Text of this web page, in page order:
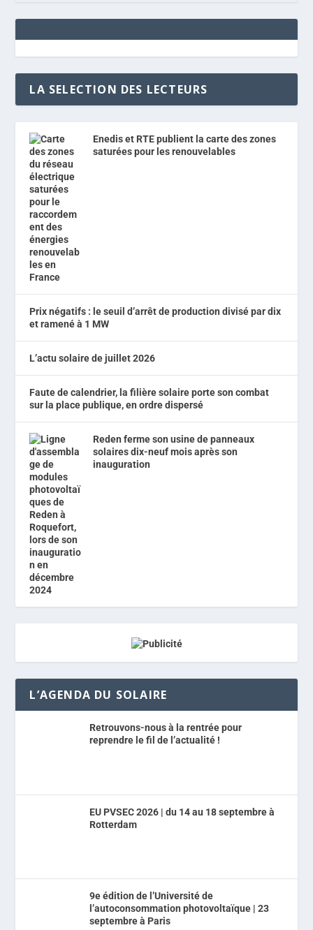
LA SELECTION DES LECTEURS
Enedis et RTE publient la carte des zones
saturées pour les renouvelables
Prix négatifs : le seuil d’arrêt de production divisé par dix
et ramené à 1 MW
L’actu solaire de juillet 2026
Faute de calendrier, la filière solaire porte son combat
sur la place publique, en ordre dispersé
Reden ferme son usine de panneaux
solaires dix-neuf mois après son
inauguration
L’AGENDA DU SOLAIRE
Retrouvons-nous à la rentrée pour
reprendre le fil de l’actualité !
EU PVSEC 2026 | du 14 au 18 septembre à
Rotterdam
9e édition de l’Université de
l’autoconsommation photovoltaïque | 23
septembre à Paris